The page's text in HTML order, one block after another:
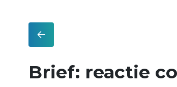
Brief: reactie